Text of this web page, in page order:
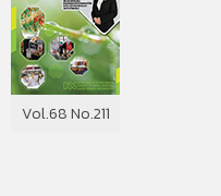
Vol.68 No.211